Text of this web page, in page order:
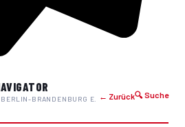
BRANDENBURG E.
← Zurück🔍 Suche